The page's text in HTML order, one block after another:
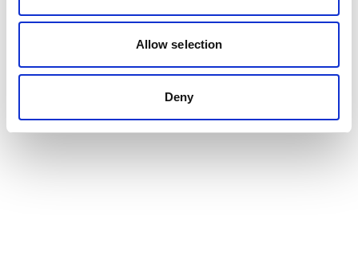
Allow selection
Deny